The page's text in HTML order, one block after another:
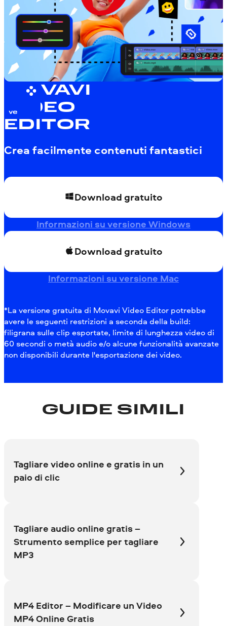
MOVAVI
VIDEO
EDITOR
Crea facilmente contenuti fantastici
Download gratuito
Informazioni su versione Windows
Download gratuito
Informazioni su versione Mac
*La versione gratuita di Movavi Video Editor potrebbe
avere le seguenti restrizioni a seconda della build:
filigrana sulle clip esportate, limite di lunghezza video di
60 secondi o metà audio e/o alcune funzionalità avanzate
non disponibili durante l'esportazione dei video.
GUIDE SIMILI
Tagliare video online e gratis in un
paio di clic
Tagliare audio online gratis –
Strumento semplice per tagliare
MP3
MP4 Editor – Modificare un Video
MP4 Online Gratis